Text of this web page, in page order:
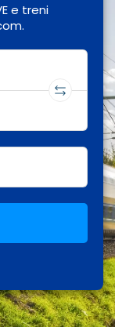
e treni